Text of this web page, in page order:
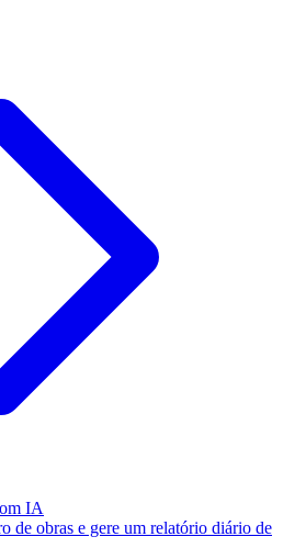
IA
de obras e gere um relatório diário de